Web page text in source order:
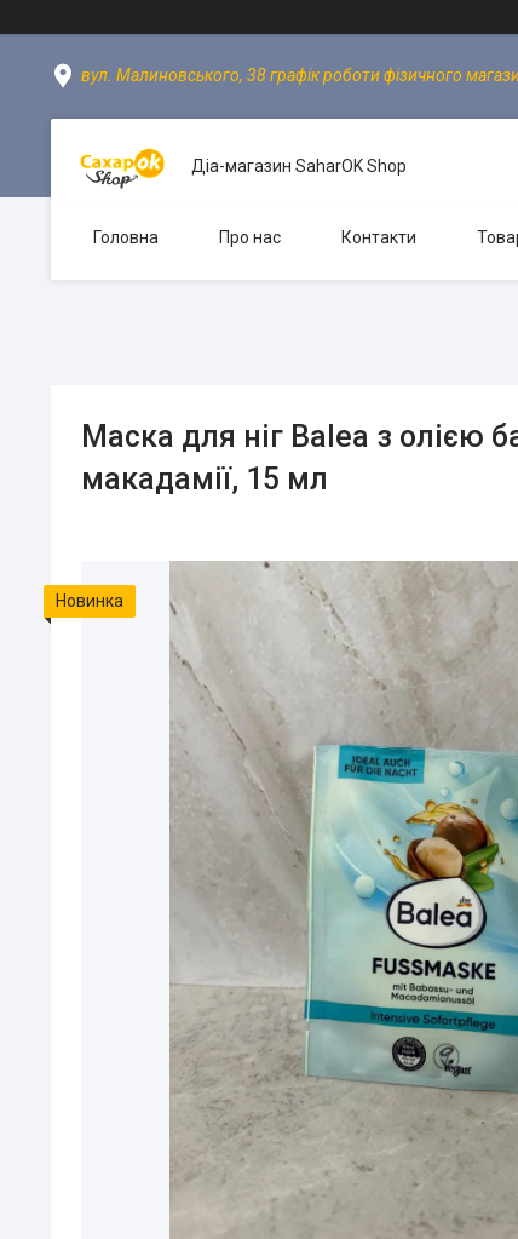
вул. Малиновського, 38 графік роботи фізичного
Діа-магазин SaharOK Shop
Головна Про нас Контакти
Маска для ніг Balea з олією
макадамії, 15 мл
Новинка